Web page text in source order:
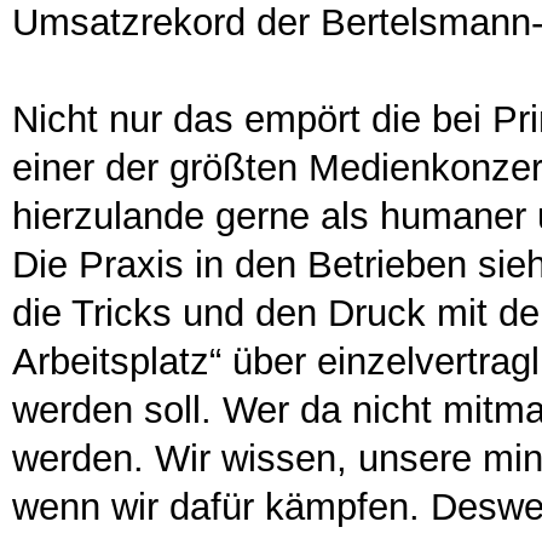
Umsatzrekord der
Nicht nur das empört die bei
einer der größten
hierzulande gerne als
Die Praxis in den Betrieben
die Tricks und den Druck mit
Arbeitsplatz“ über
werden soll. Wer da nicht
werden. Wir wissen, unsere
wenn wir dafür kämpfen.